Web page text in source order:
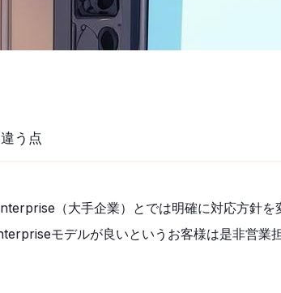
う点
（大手企業）とでは明確に対応方針を
モデルが良いというお客様は是非営業